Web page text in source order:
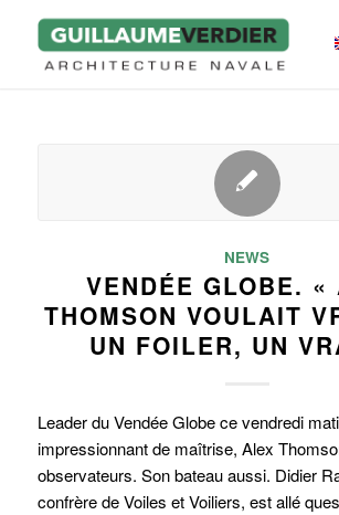
NEWS
VENDÉE GLOBE. «
THOMSON VOULAIT
UN FOILER, UN
Leader du Vendée Globe ce vendredi
impressionnant de maîtrise, Alex
observateurs. Son bateau aussi. Didier
confrère de Voiles et Voiliers, est allé